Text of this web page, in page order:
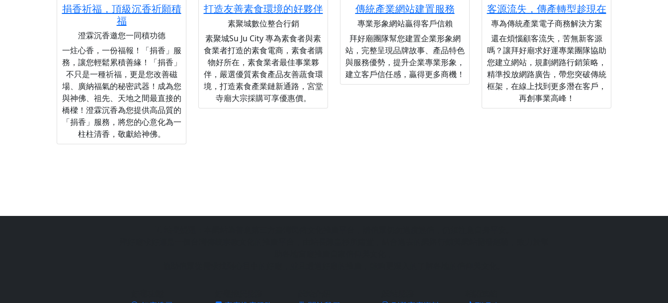
捐香祈福，頂級沉香祈願積
福
澄霖沉香邀您一同積功德
一炷心香，一份福報！「捐香」服
務，讓您輕鬆累積善緣！「捐香」
不只是一種祈福，更是您改善磁
場、廣納福氣的秘密武器！成為您
與神佛、祖先、天地之間最直接的
橋樑！澄霖沉香為您提供高品質的
「捐香」服務，將您的心意化為一
柱柱清香，敬獻給神佛。
打造友善素食環境的好夥伴
素聚城數位整合行銷
素聚城Su Ju City 專為素食者與素
食業者打造的素食電商，素食者購
物好所在，素食業者最佳事業夥
伴，嚴選優質素食產品友善蔬食環
境，打造素食產業鏈新通路，宮堂
寺廟大宗採購可享優惠價。
傳統產業網站建置服務
專業形象網站贏得客戶信賴
拜好廟團隊幫您建置企業形象網
站，完整呈現品牌故事、產品特色
與服務優勢，提升企業專業形象，
建立客戶信任感，贏得更多商機！
客源流失，傳產轉型趁現在
專為傳統產業電子商務解決方案
還在煩惱顧客流失，苦無新客源
嗎？讓拜好廟求好運專業團隊協助
您建立網站，規劃網路行銷策略，
精準投放網路廣告，帶您突破傳統
框架，在線上找到更多潛在客戶，
再創事業高峰！